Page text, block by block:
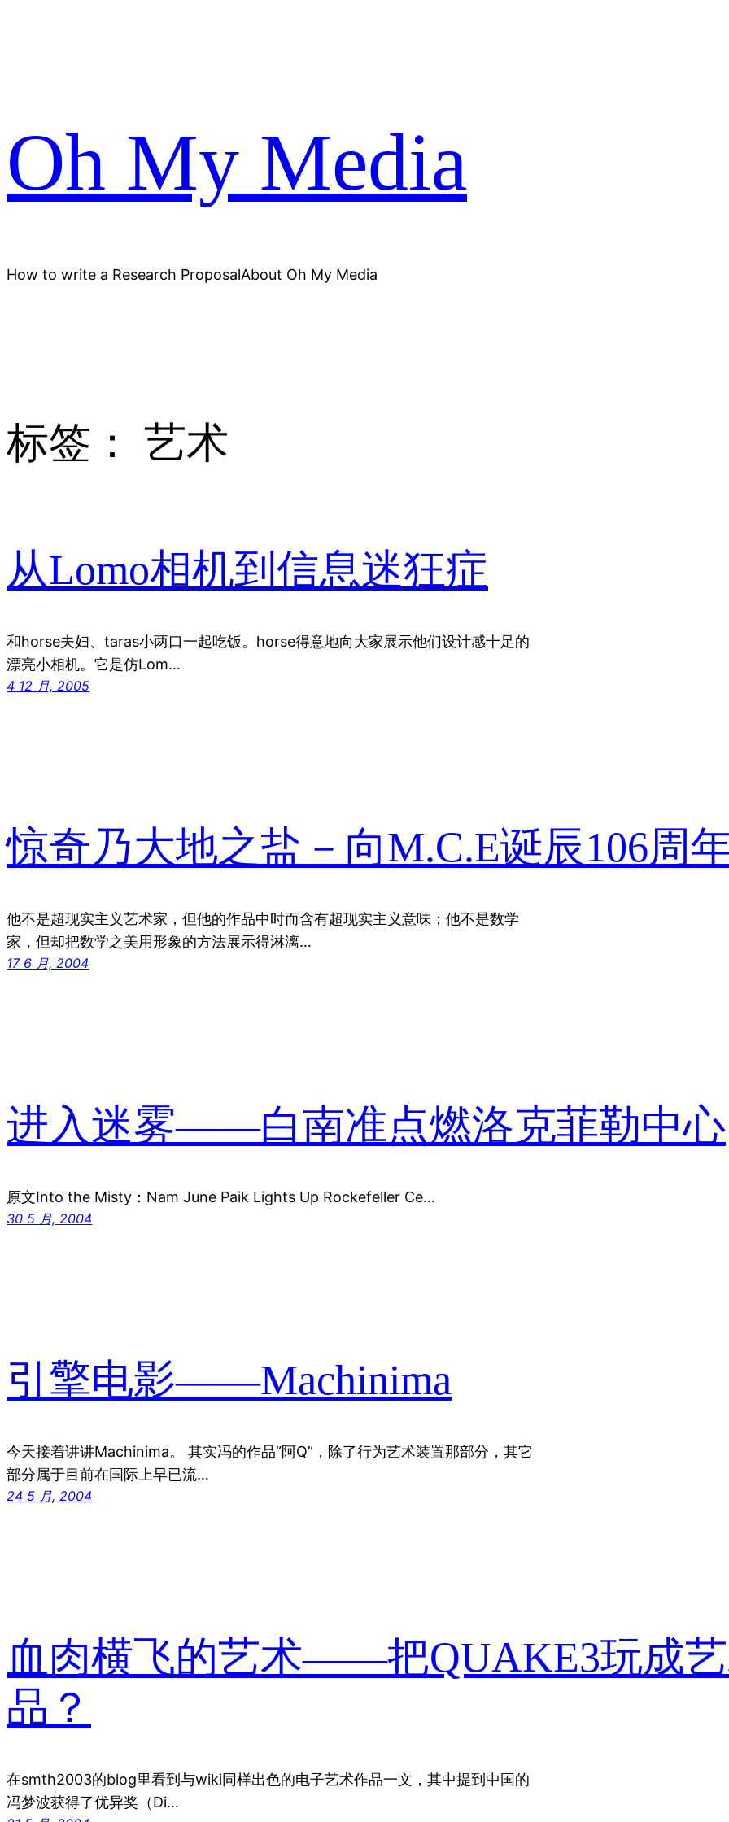
Oh My Media
How to write a Research ProposalAbout Oh My Media
标签： 艺术
从Lomo相机到信息迷狂症
和horse夫妇、taras小两口一起吃饭。horse得意地向大家展示他们设计感十足的
漂亮小相机。它是仿Lom…
4 12 月, 2005
惊奇乃大地之盐－向M.C.E诞辰106周
他不是超现实主义艺术家，但他的作品中时而含有超现实主义意味；他不是数学
家，但却把数学之美用形象的方法展示得淋漓…
17 6 月, 2004
进入迷雾——白南准点燃洛克菲勒中心
原文Into the Misty：Nam June Paik Lights Up Rockefeller Ce…
30 5 月, 2004
引擎电影——Machinima
今天接着讲讲Machinima。 其实冯的作品“阿Q”，除了行为艺术装置那部分，其它
部分属于目前在国际上早已流…
24 5 月, 2004
血肉横飞的艺术——把QUAKE3玩成
品？
在smth2003的blog里看到与wiki同样出色的电子艺术作品一文，其中提到中国的
冯梦波获得了优异奖（Di…